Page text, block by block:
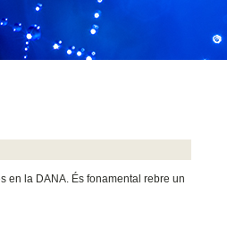
en la DANA. És fonamental rebre un